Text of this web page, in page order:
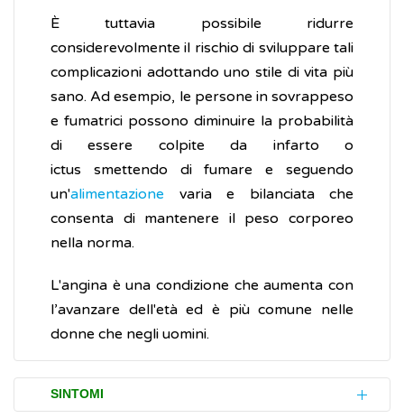
È tuttavia possibile ridurre
considerevolmente il rischio di sviluppare tali
complicazioni adottando uno stile di vita più
sano. Ad esempio, le persone in sovrappeso
e fumatrici possono diminuire la probabilità
di essere colpite da infarto o
ictus smettendo di fumare e seguendo
un'alimentazione varia e bilanciata che
consenta di mantenere il peso corporeo
nella norma.
L'angina è una condizione che aumenta con
l’avanzare dell'età ed è più comune nelle
donne che negli uomini.
SINTOMI